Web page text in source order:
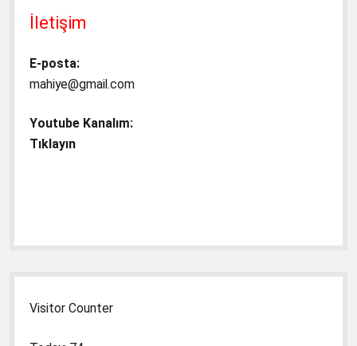
İletişim
E-posta:
mahiye@gmail.com
Youtube Kanalım:
Tıklayın
Visitor Counter